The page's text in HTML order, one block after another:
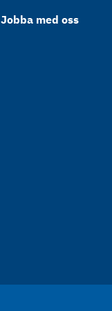
Jobba med oss